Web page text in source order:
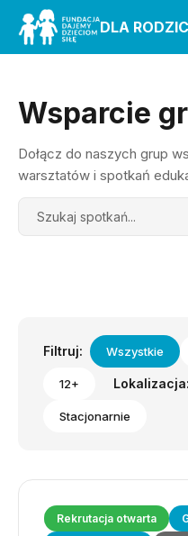
DLA
Wsparcie
Dołącz do naszych grup
warsztatów i spotkań
Search
Filtruj: Wszystkie
12+ Lokalizacja:
Stacjonarnie
Rekrutacja otwarta